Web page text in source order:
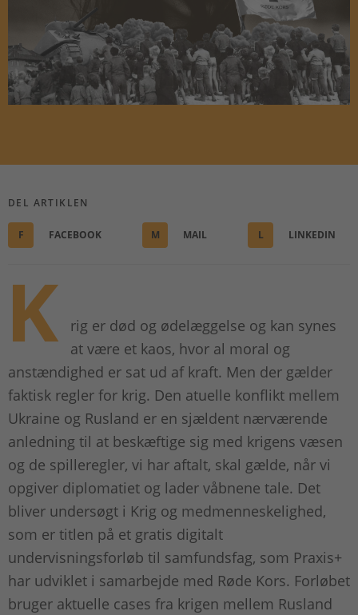
DEL ARTIKLEN
F FACEBOOK M MAIL L LINKEDIN
K
rig er død og ødelæggelse og kan synes
at være et kaos, hvor al moral og
anstændighed er sat ud af kraft. Men der gælder
faktisk regler for krig. Den atuelle konflikt mellem
Ukraine og Rusland er en sjældent nærværende
anledning til at beskæftige sig med krigens væsen
og de spilleregler, vi har aftalt, skal gælde, når vi
opgiver diplomatiet og lader våbnene tale. Det
bliver undersøgt i Krig og medmenneskelighed,
som er titlen på et gratis digitalt
undervisningsforløb til samfundsfag, som Praxis+
har udviklet i samarbejde med Røde Kors. Forløbet
bruger aktuelle cases fra krigen mellem Rusland